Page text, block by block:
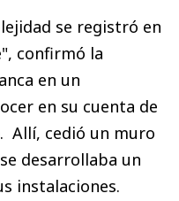
se registró en
confirmó la
en un
en su cuenta de
Allí, cedió un muro
desarrollaba un
instalaciones.